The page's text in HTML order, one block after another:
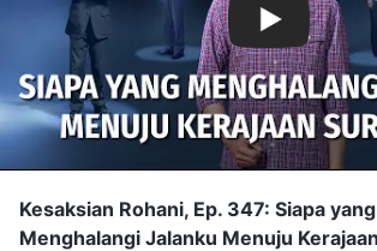
Kesaksian Rohani, Ep. 347: Siapa yang
Menghalangi Jalanku Menuju